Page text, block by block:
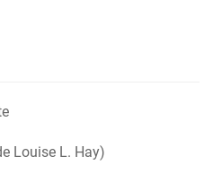
Louise L. Hay)